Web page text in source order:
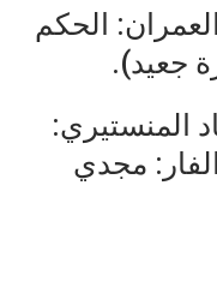
الحكم
جعيد).
المنستيري:
مجدي